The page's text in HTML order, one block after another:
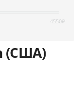
4550₽
(США)